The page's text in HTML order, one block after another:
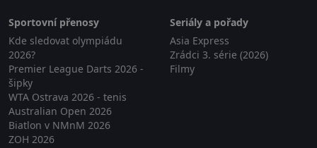
Sportovní přenosy
Kde sledovat olympiádu
2026?
Premier League Darts 2026 -
šipky
WTA Ostrava 2026 - tenis
Australian Open 2026
Biatlon v NMnM 2026
ZOH 2026
Seriály a pořady
Asia Express
Zrádci 3. série (2026)
Filmy